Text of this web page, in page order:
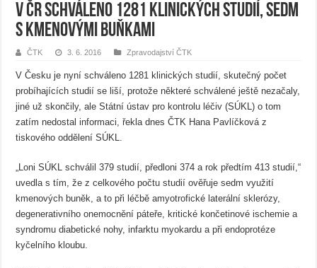
V ČR schváleno 1281 klinických studií, sedm
s kmenovými buňkami
ČTK 3. 6. 2016 Zpravodajství ČTK
V Česku je nyní schváleno 1281 klinických studií, skutečný počet
probíhajících studií se liší, protože některé schválené ještě nezačaly,
jiné už skončily, ale Státní ústav pro kontrolu léčiv (SÚKL) o tom
zatím nedostal informaci, řekla dnes ČTK Hana Pavlíčková z
tiskového oddělení SÚKL.
„Loni SÚKL schválil 379 studií, předloni 374 a rok předtím 413 studií,“
uvedla s tím, že z celkového počtu studií ověřuje sedm využití
kmenových buněk, a to při léčbě amyotrofické laterální sklerózy,
degenerativního onemocnění páteře, kritické končetinové ischemie a
syndromu diabetické nohy, infarktu myokardu a při endoprotéze
kyčelního kloubu.